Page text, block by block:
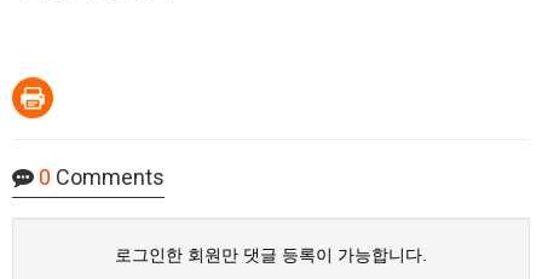
0 Comments
로그인한 회원만 댓글 등록이 가능합니다.